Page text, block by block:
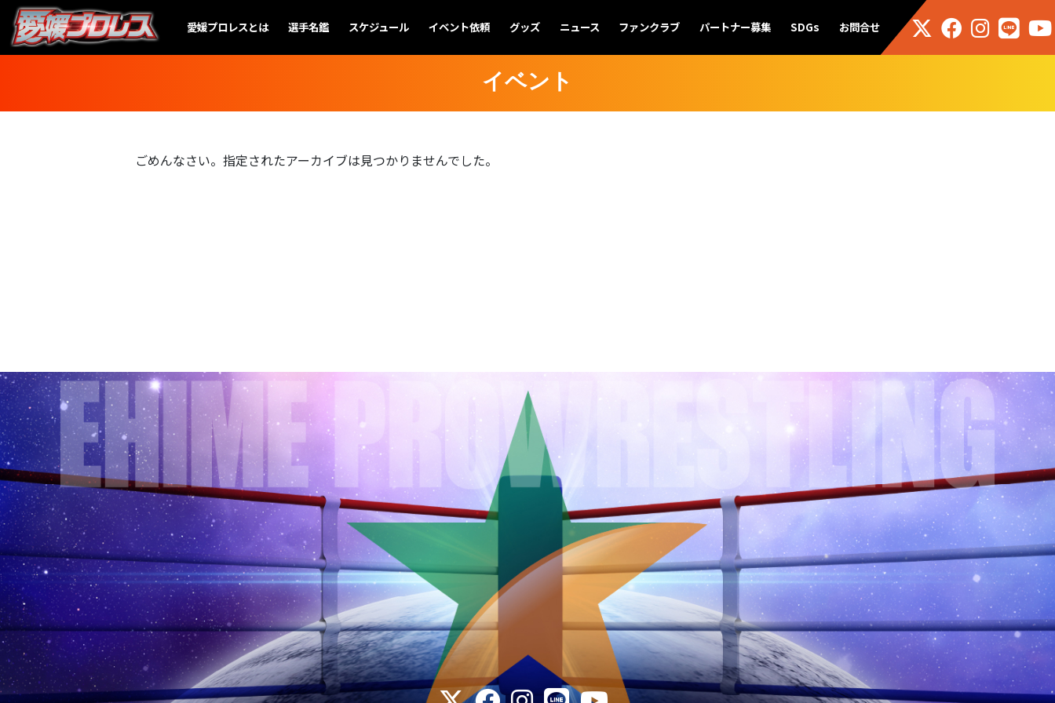
愛媛プロレスとは 選手名鑑 スケジュール イベント依頼 グッズ ニュース ファンクラブ パートナー募集 SDGs お問合せ
イベント
ごめんなさい。指定されたアーカイブは見つかりませんでした。